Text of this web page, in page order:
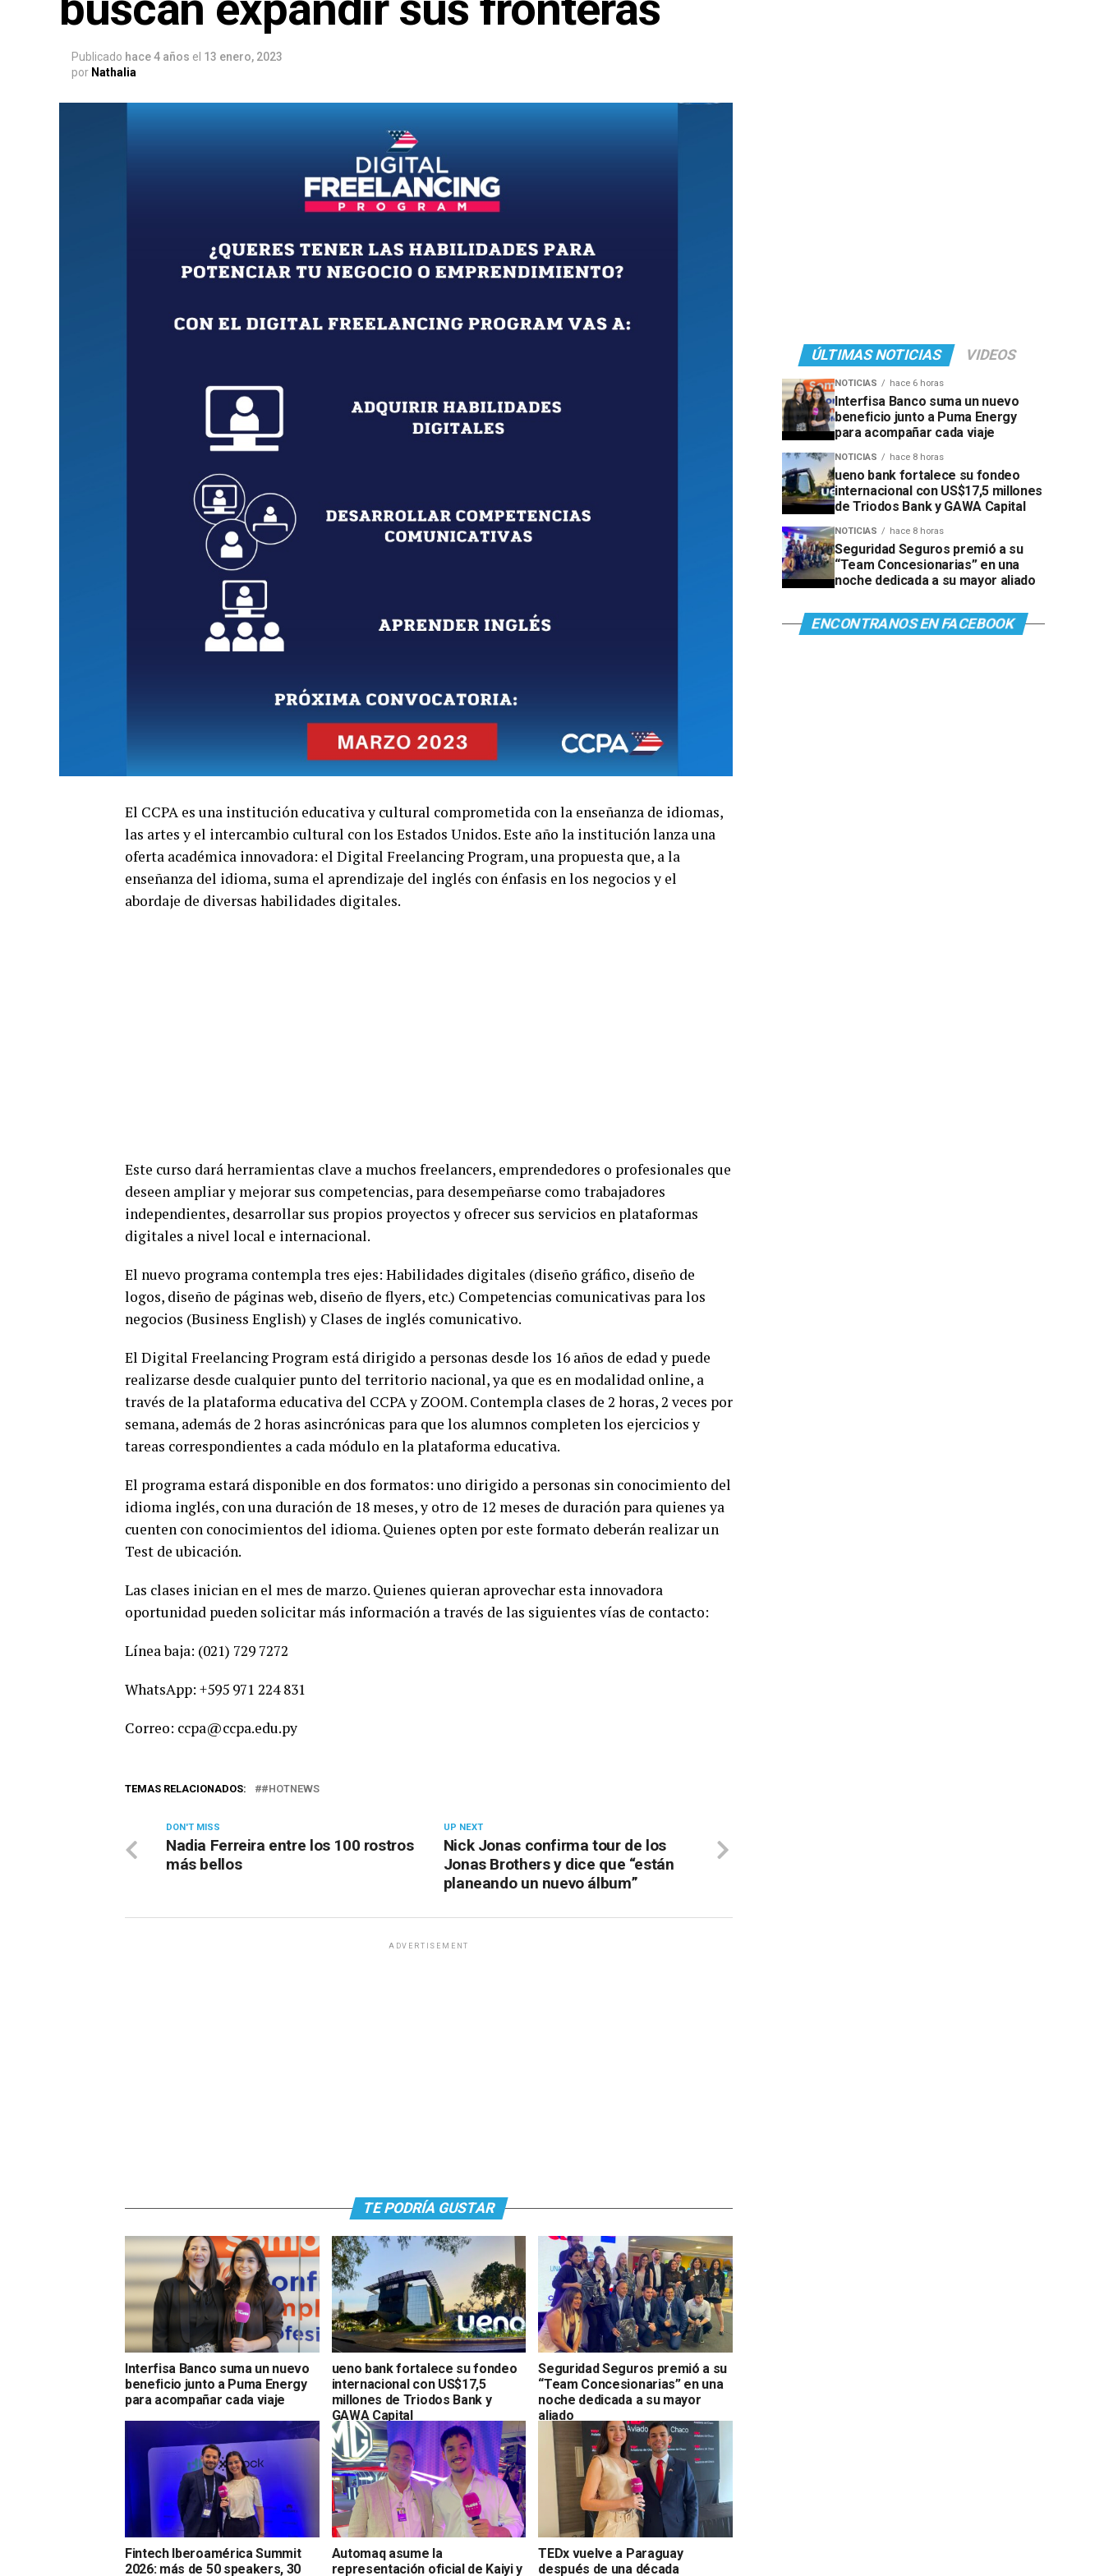
Publicado hace 4 años el 13 enero, 2023
por Nathalia
El CCPA es una institución educativa y cultural comprometida con la enseñanza de idiomas,
las artes y el intercambio cultural con los Estados Unidos. Este año la institución lanza una
oferta académica innovadora: el Digital Freelancing Program, una propuesta que, a la
enseñanza del idioma, suma el aprendizaje del inglés con énfasis en los negocios y el
abordaje de diversas habilidades digitales.
Este curso dará herramientas clave a muchos freelancers, emprendedores o profesionales que
deseen ampliar y mejorar sus competencias, para desempeñarse como trabajadores
independientes, desarrollar sus propios proyectos y ofrecer sus servicios en plataformas
digitales a nivel local e internacional.
El nuevo programa contempla tres ejes: Habilidades digitales (diseño gráfico, diseño de
logos, diseño de páginas web, diseño de flyers, etc.) Competencias comunicativas para los
negocios (Business English) y Clases de inglés comunicativo.
El Digital Freelancing Program está dirigido a personas desde los 16 años de edad y puede
realizarse desde cualquier punto del territorio nacional, ya que es en modalidad online, a
través de la plataforma educativa del CCPA y ZOOM. Contempla clases de 2 horas, 2 veces por
semana, además de 2 horas asincrónicas para que los alumnos completen los ejercicios y
tareas correspondientes a cada módulo en la plataforma educativa.
El programa estará disponible en dos formatos: uno dirigido a personas sin conocimiento del
idioma inglés, con una duración de 18 meses, y otro de 12 meses de duración para quienes ya
cuenten con conocimientos del idioma. Quienes opten por este formato deberán realizar un
Test de ubicación.
Las clases inician en el mes de marzo. Quienes quieran aprovechar esta innovadora
oportunidad pueden solicitar más información a través de las siguientes vías de contacto:
Línea baja: (021) 729 7272
WhatsApp: +595 971 224 831
Correo: ccpa@ccpa.edu.py
TEMAS RELACIONADOS: #HOTNEWS
UP NEXT
Nick Jonas confirma tour de los
Jonas Brothers y dice que “están
planeando un nuevo álbum”
DON'T MISS
Nadia Ferreira entre los 100 rostros
más bellos
ADVERTISEMENT
TE PODRÍA GUSTAR
Interfisa Banco suma un nuevo
beneficio junto a Puma Energy
para acompañar cada viaje
ueno bank fortalece su fondeo
internacional con US$17,5
millones de Triodos Bank y
GAWA Capital
Seguridad Seguros premió a su
“Team Concesionarias” en una
noche dedicada a su mayor
aliado
Fintech Iberoamérica Summit
2026: más de 50 speakers, 30
Automaq asume la
representación oficial de Kaiyi y
TEDx vuelve a Paraguay
después de una década
ÚLTIMAS NOTICIAS VIDEOS
NOTICIAS hace 6 horas
Interfisa Banco suma un nuevo
beneficio junto a Puma Energy
para acompañar cada viaje
NOTICIAS hace 8 horas
ueno bank fortalece su fondeo
internacional con US$17,5 millones
de Triodos Bank y GAWA Capital
NOTICIAS hace 8 horas
Seguridad Seguros premió a su
“Team Concesionarias” en una
noche dedicada a su mayor aliado
ENCONTRANOS EN FACEBOOK